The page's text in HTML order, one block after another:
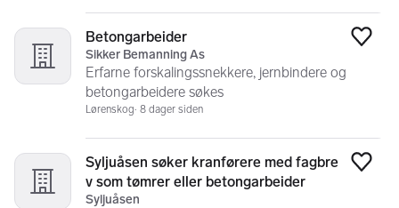
Betongarbeider
Sikker Bemanning As
Erfarne forskalingssnekkere, jernbindere og
betongarbeidere søkes
Lørenskog 8 dager siden
Syljuåsen søker kranførere med fagbre
v som tømrer eller betongarbeider
Syljuåsen